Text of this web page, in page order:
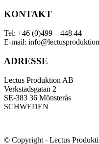
KONTAKT
Tel: +46 (0)499 – 448 44
E-mail:
ADRESSE
Lectus Produktion AB
Verkstadsgatan 2
SE-383 36 Mönsterås
SCHWEDEN
© Copyright - Lectus